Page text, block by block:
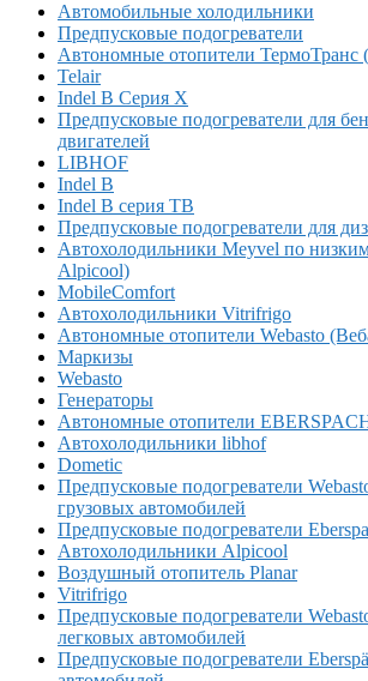
Автомобильные холодильники
Предпусковые подогреватели
Автономные отопители ТермоТранс
Telair
Indel B Серия X
Предпусковые подогреватели для
двигателей
LIBHOF
Indel B
Indel B серия TB
Предпусковые подогреватели для
Автохолодильники Meyvel по
Alpicool)
MobileComfort
Автохолодильники Vitrifrigo
Автономные отопители Webasto
Маркизы
Webasto
Генераторы
Автономные отопители
Автохолодильники libhof
Dometic
Предпусковые подогреватели
грузовых автомобилей
Предпусковые подогреватели
Автохолодильники Alpicool
Воздушный отопитель Planar
Vitrifrigo
Предпусковые подогреватели
легковых автомобилей
Предпусковые подогреватели